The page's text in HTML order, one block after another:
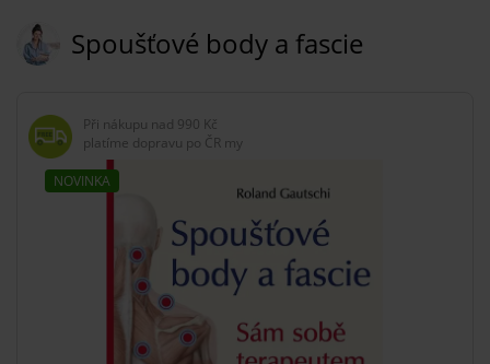
Spoušťové body a fascie
Při nákupu nad 990 Kč
platíme dopravu po ČR my
NOVINKA